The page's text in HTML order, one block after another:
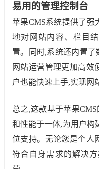
易用的管理控制台
苹果CMS系统提供了强
地对网站内容、栏目
置。同时,系统还内置了
网站运营管理更加高效
户也能快速上手,实现网
总之,这款基于苹果
和性能于一体,为用户构
位支持。无论您是个人
符合自身需求的解决